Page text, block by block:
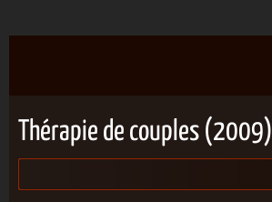
Thérapie de couples (2009)